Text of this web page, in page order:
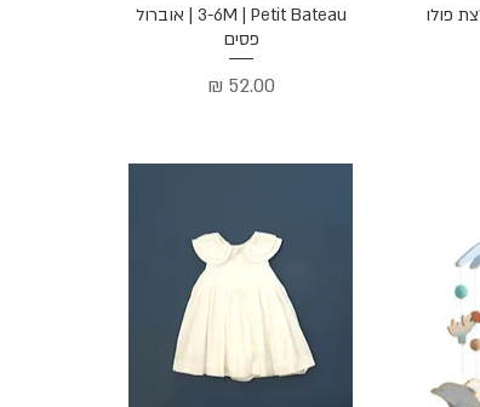
תצוגה מהירה 3-6M | Petit Bateau | אוברול
פסים
מחיר